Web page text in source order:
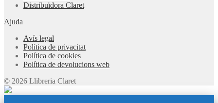
Distribuïdora Claret
Ajuda
Avís legal
Política de privacitat
Política de cookies
Política de devolucions web
© 2026 Llibreria Claret